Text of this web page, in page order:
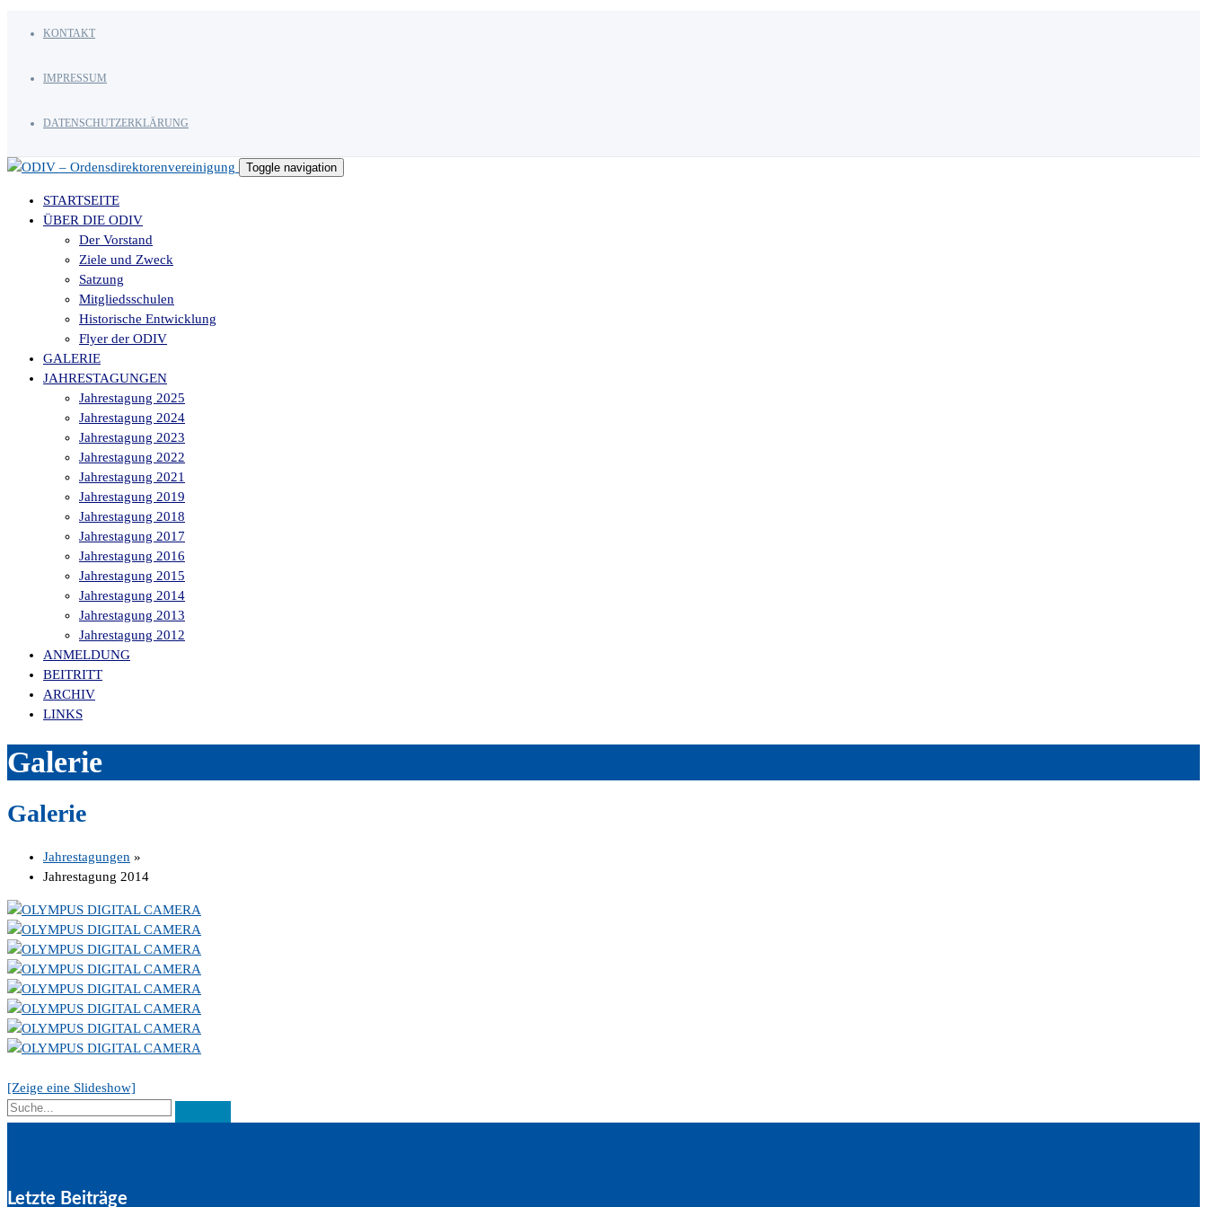
KONTAKT
IMPRESSUM
DATENSCHUTZERKLÄRUNG
Toggle navigation
STARTSEITE
ÜBER DIE ODIV
Der Vorstand
Ziele und Zweck
Satzung
Mitgliedsschulen
Historische Entwicklung
Flyer der ODIV
GALERIE
JAHRESTAGUNGEN
Jahrestagung 2025
Jahrestagung 2024
Jahrestagung 2023
Jahrestagung 2022
Jahrestagung 2021
Jahrestagung 2019
Jahrestagung 2018
Jahrestagung 2017
Jahrestagung 2016
Jahrestagung 2015
Jahrestagung 2014
Jahrestagung 2013
Jahrestagung 2012
ANMELDUNG
BEITRITT
ARCHIV
LINKS
Galerie
Galerie
Jahrestagungen »
Jahrestagung 2014
[Zeige eine Slideshow]
Letzte Beiträge